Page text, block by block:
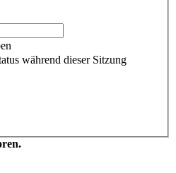
während dieser Sitzung